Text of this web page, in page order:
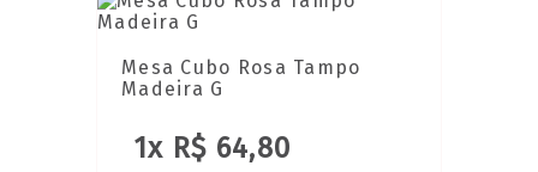
Mesa Cubo Rosa Tampo
Madeira G
1x R$ 64,80